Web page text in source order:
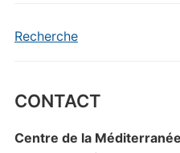
Recherche
CONTACT
Centre de la